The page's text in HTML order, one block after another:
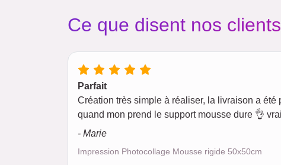
Ce que disent nos clients
Parfait
Création très simple à réaliser, la livraison a été
quand mon prend le support mousse dure 👌
- Marie
Impression Photocollage Mousse rigide 50x50cm